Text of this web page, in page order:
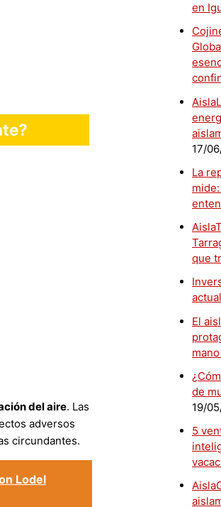
del aire. Las
adversos
circundantes.
Lodel
en
17/
La
que
actual
El
de
19/
5